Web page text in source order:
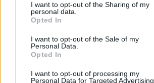
I want to opt-out of the Sharing of my
personal data.
Opted In
I want to opt-out of the Sale of my
Personal Data.
Opted In
I want to opt-out of processing my
Personal Data for Targeted Advertising.